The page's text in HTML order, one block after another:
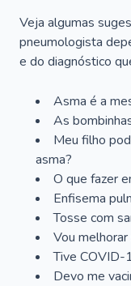
Veja algumas
pneumologista
e do diagnóstico
Asma é a
As
Meu filho
asma?
O que fazer
Enfisema
Tosse com
Vou
Tive COVID-
Devo me